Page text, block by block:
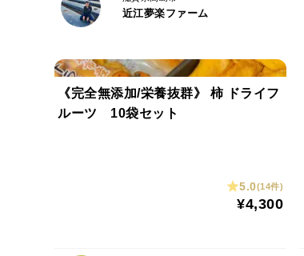
近江夢楽ファーム
《完全無添加/栄養抜群》 柿 ドライフ
ルーツ 10袋セット
5.0(14件)
¥4,300